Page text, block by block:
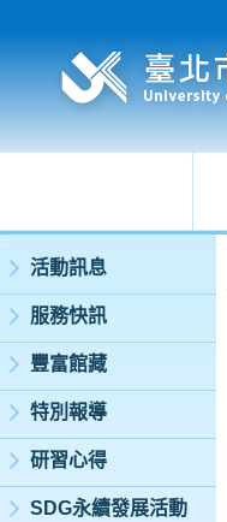
:::
活動訊息
服務快訊
豐富館藏
特別報導
研習心得
SDG永續發展活動